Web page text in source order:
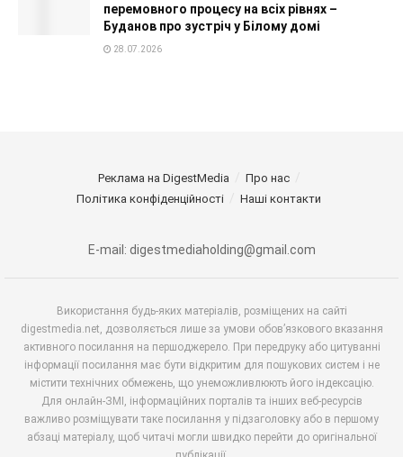
перемовного процесу на всіх рівнях –
Буданов про зустріч у Білому домі
28.07.2026
Реклама на DigestMedia
Про нас
Політика конфіденційності
Наші контакти
E-mail: digestmediaholding@gmail.com
Використання будь-яких матеріалів, розміщених на сайті
digestmedia.net, дозволяється лише за умови обов’язкового вказання
активного посилання на першоджерело. При передруку або цитуванні
інформації посилання має бути відкритим для пошукових систем і не
містити технічних обмежень, що унеможливлюють його індексацію.
Для онлайн-ЗМІ, інформаційних порталів та інших веб-ресурсів
важливо розміщувати таке посилання у підзаголовку або в першому
абзаці матеріалу, щоб читачі могли швидко перейти до оригінальної